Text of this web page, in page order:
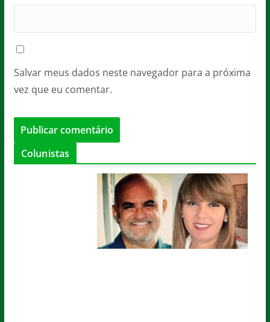
Salvar meus dados neste navegador para a próxima
vez que eu comentar.
Colunistas